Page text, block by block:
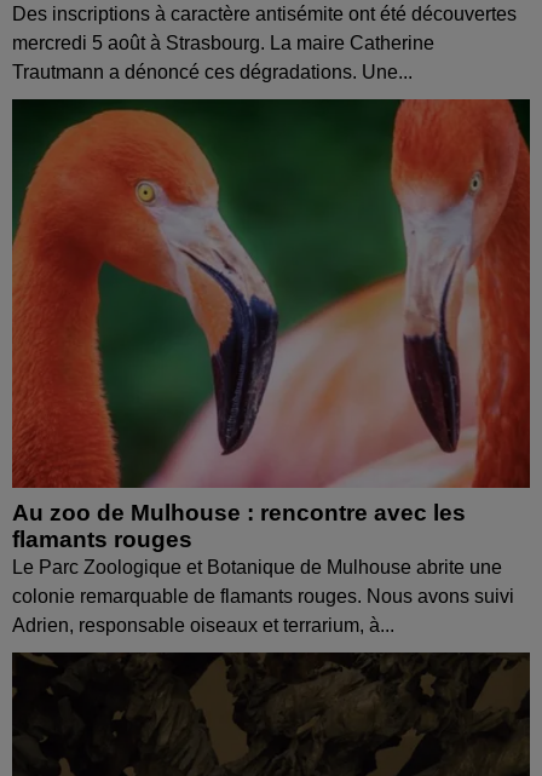
Des inscriptions à caractère antisémite ont été découvertes
mercredi 5 août à Strasbourg. La maire Catherine
Trautmann a dénoncé ces dégradations. Une...
Au zoo de Mulhouse : rencontre avec les
flamants rouges
Le Parc Zoologique et Botanique de Mulhouse abrite une
colonie remarquable de flamants rouges. Nous avons suivi
Adrien, responsable oiseaux et terrarium, à...